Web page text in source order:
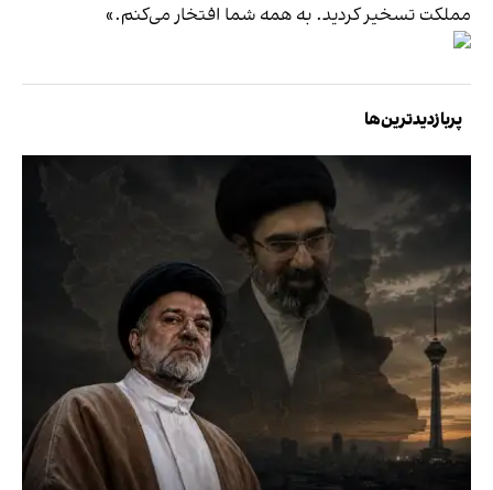
مملکت تسخیر کردید. به همه شما افتخار می‌کنم.»
پربازدیدترین‌ها